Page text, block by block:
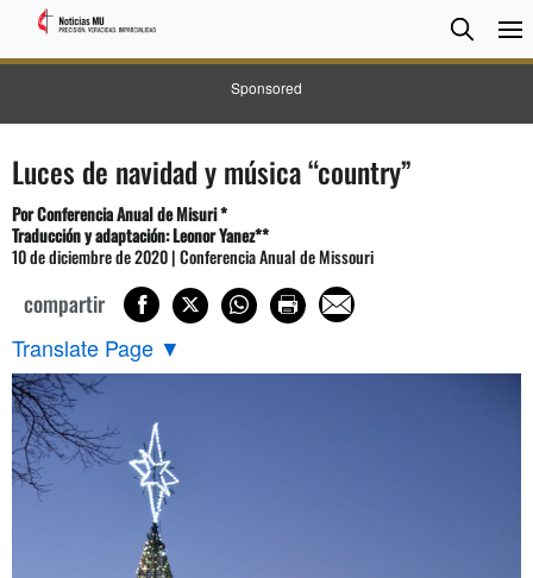
Sponsored
Search
Luces de navidad y música “country”
Por Conferencia Anual de Misuri *
Traducción y adaptación: Leonor Yanez**
10 de diciembre de 2020 | Conferencia Anual de Missouri
compartir
Translate Page ▼